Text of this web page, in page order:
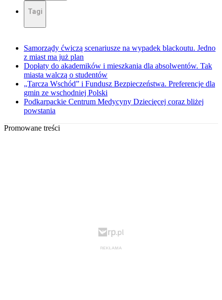
Tagi
Samorządy ćwiczą scenariusze na wypadek blackoutu. Jedno
z miast ma już plan
Dopłaty do akademików i mieszkania dla absolwentów. Tak
miasta walczą o studentów
„Tarcza Wschód” i Fundusz Bezpieczeństwa. Preferencje dla
gmin ze wschodniej Polski
Podkarpackie Centrum Medycyny Dziecięcej coraz bliżej
powstania
Promowane treści